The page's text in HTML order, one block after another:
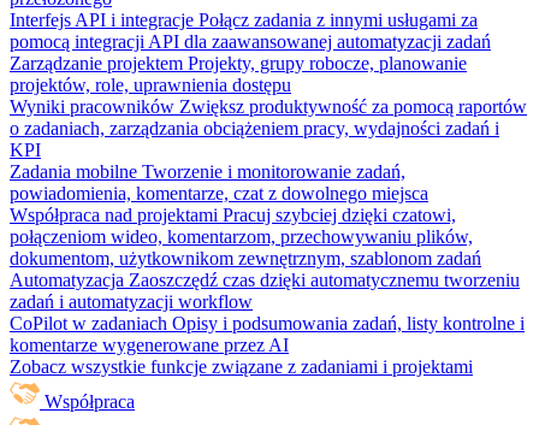
Interfejs API i integracje Połącz zadania z innymi usługami za
pomocą integracji API dla zaawansowanej automatyzacji zadań
Zarządzanie projektem Projekty, grupy robocze, planowanie
projektów, role, uprawnienia dostępu
Wyniki pracowników Zwiększ produktywność za pomocą raportów
o zadaniach, zarządzania obciążeniem pracy, wydajności zadań i
KPI
Zadania mobilne Tworzenie i monitorowanie zadań,
powiadomienia, komentarze, czat z dowolnego miejsca
Współpraca nad projektami Pracuj szybciej dzięki czatowi,
połączeniom wideo, komentarzom, przechowywaniu plików,
dokumentom, użytkownikom zewnętrznym, szablonom zadań
Automatyzacja Zaoszczędź czas dzięki automatycznemu tworzeniu
zadań i automatyzacji workflow
CoPilot w zadaniach Opisy i podsumowania zadań, listy kontrolne i
komentarze wygenerowane przez AI
Zobacz wszystkie funkcje związane z zadaniami i projektami
Współpraca